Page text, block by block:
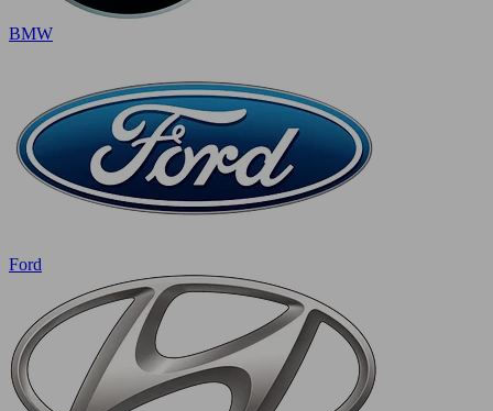
BMW
Ford